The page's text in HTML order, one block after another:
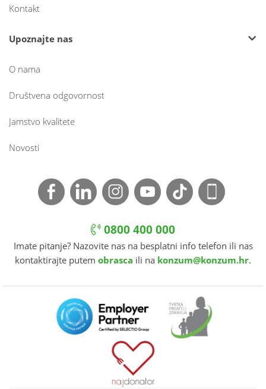
Kontakt
Upoznajte nas
O nama
Društvena odgovornost
Jamstvo kvalitete
Novosti
0800 400 000
Imate pitanje? Nazovite nas na besplatni info telefon ili nas
kontaktirajte putem obrasca ili na konzum@konzum.hr.